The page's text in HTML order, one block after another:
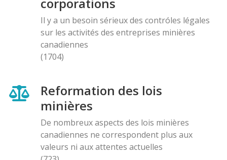
Il y a un besoin sérieux des contróles légales
sur les activités des entreprises minières
canadiennes
(1704)
Reformation des lois
minières
De nombreux aspects des lois minières
canadiennes ne correspondent plus aux
valeurs ni aux attentes actuelles